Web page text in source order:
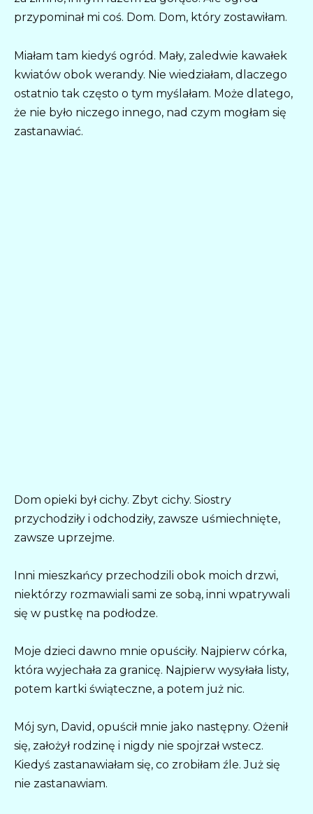
przypominał mi coś. Dom. Dom, który zostawiłam.
Miałam tam kiedyś ogród. Mały, zaledwie kawałek
kwiatów obok werandy. Nie wiedziałam, dlaczego
ostatnio tak często o tym myślałam. Może dlatego,
że nie było niczego innego, nad czym mogłam się
zastanawiać.
Dom opieki był cichy. Zbyt cichy. Siostry
przychodziły i odchodziły, zawsze uśmiechnięte,
zawsze uprzejme.
Inni mieszkańcy przechodzili obok moich drzwi,
niektórzy rozmawiali sami ze sobą, inni wpatrywali
się w pustkę na podłodze.
Moje dzieci dawno mnie opuściły. Najpierw córka,
która wyjechała za granicę. Najpierw wysyłała listy,
potem kartki świąteczne, a potem już nic.
Mój syn, David, opuścił mnie jako następny. Ożenił
się, założył rodzinę i nigdy nie spojrzał wstecz.
Kiedyś zastanawiałam się, co zrobiłam źle. Już się
nie zastanawiam.